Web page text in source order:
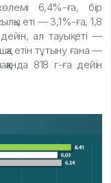
6,4%-ға, бір
еті — 3,1%-ға, 1,8
ал тауық еті —
етін тұтыну ғана —
818 г-ға дейін